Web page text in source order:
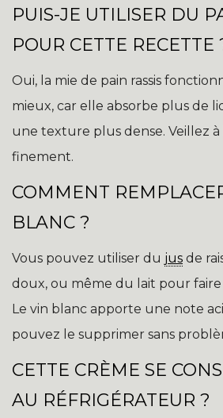
PUIS-JE UTILISER DU
POUR CETTE RECETTE
Oui, la mie de pain rassis
mieux, car elle absorbe plus de
une texture plus dense. Veillez à
finement.
COMMENT
BLANC ?
Vous pouvez utiliser du jus de
doux, ou même du lait pour faire
Le vin blanc apporte une note
pouvez le supprimer sans
CETTE CRÈME SE
AU RÉFRIGÉRATEUR ?